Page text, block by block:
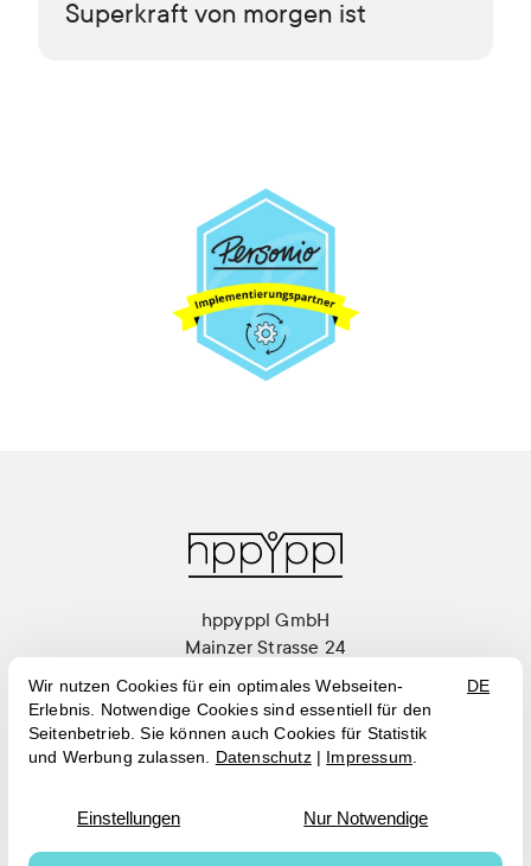
Superkraft von morgen ist
hppyppl GmbH
Mainzer Strasse 24
55411 Bingen am Rhein
+49 (0)6721 7033576
hi@hppyppl.de
  